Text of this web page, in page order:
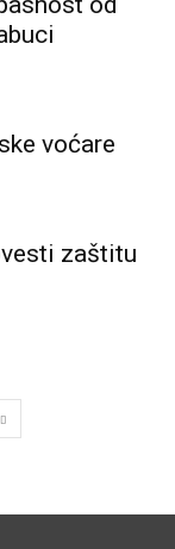
voćare
zaštitu